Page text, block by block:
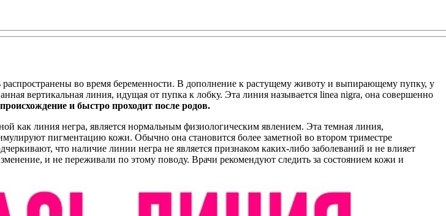
во время беременности. В дополнение к растущему животу и выпирающему пупку, у
вертикальная линия, идущая от пупка к лобку. Эта линия называется linea nigra, она совершенно
и быстро проходит после родов.
как линия негра, является нормальным физиологическим явлением. Эта темная линия,
пигментацию кожи. Обычно она становится более заметной во втором триместре
что наличие линии негра не является признаком каких-либо заболеваний и не влияет
и не переживали по этому поводу. Врачи рекомендуют следить за состоянием кожи и